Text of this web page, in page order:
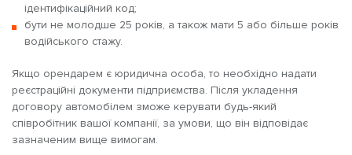
ідентифікаційний код;
бути не молодше 25 років, а також мати 5 або більше років
водійського стажу.
Якщо орендарем є юридична особа, то необхідно надати
реєстраційні документи підприємства. Після укладення
договору автомобілем зможе керувати будь-який
співробітник вашої компанії, за умови, що він відповідає
зазначеним вище вимогам.